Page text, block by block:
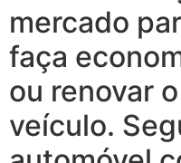
mercado
faça
ou renovar
veículo.